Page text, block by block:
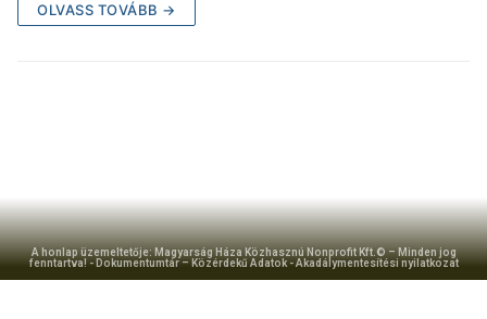
OLVASS TOVÁBB →
A honlap üzemeltetője: Magyarság Háza Közhasznú Nonprofit Kft.© – Minden jog
fenntartva! - Dokumentumtár – Közérdekű Adatok-Akadálymentesítési nyilatkozat